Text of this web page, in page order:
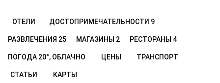
ОТЕЛИ ДОСТОПРИМЕЧАТЕЛЬНОСТИ 9
РАЗВЛЕЧЕНИЯ 25 МАГАЗИНЫ 2 РЕСТОРАНЫ 4
ПОГОДА 20°, ОБЛАЧНО ЦЕНЫ ТРАНСПОРТ
СТАТЬИ КАРТЫ